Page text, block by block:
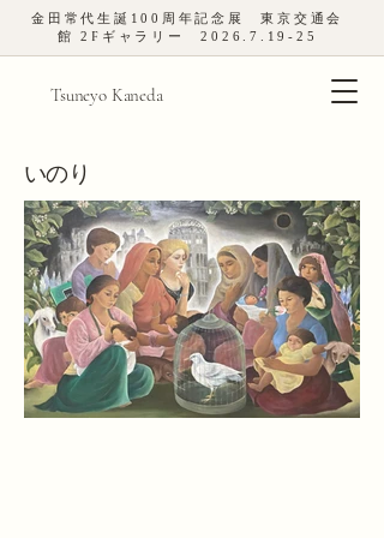
Tsuneyo Kaneda
金田常代生誕 100 周年記念展 東京交通会
館2 Fギャラリー2026.7.19-25
​いのり